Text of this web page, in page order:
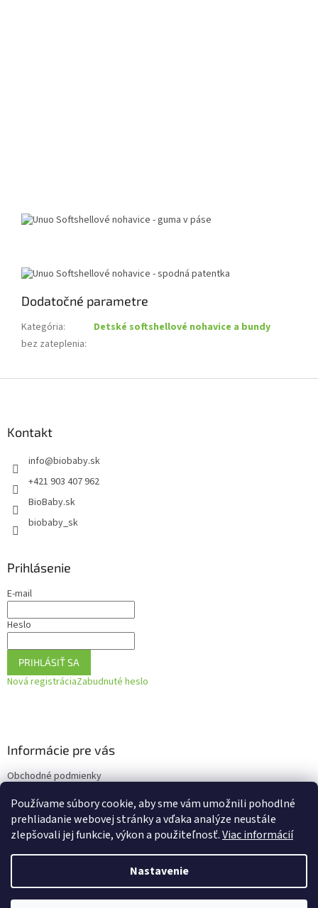
Používame súbory cookie, aby sme vám umožnili pohodlné
prehliadanie webovej stránky a vďaka analýze neustále
zlepšovali jej funkcie, výkon a použiteľnosť.Viac informácií
Nastavenie
Dodatočné parametre
Kategória:
Detské softshellové nohavice a bundy
bez zateplenia:
Kontakt
info@biobaby.sk
+421 903 407 962
BioBaby.sk
biobaby_sk
Prihlásenie
E-mail
Heslo
PRIHLÁSIŤ SA
Nová registráciaZabudnuté heslo
Informácie pre vás
Obchodné podmienky
Ako vrátiť tovar
Vytvoril Shoptet